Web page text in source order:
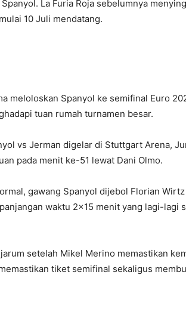
La Furia Roja sebelumnya
10 Juli mendatang.
meloloskan Spanyol ke semifinal Euro
tuan rumah turnamen besar.
vs Jerman digelar di Stuttgart Arena,
pada menit ke-51 lewat Dani Olmo.
gawang Spanyol dijebol Florian
waktu 2×15 menit yang lagi-lagi
setelah Mikel Merino memastikan
tiket semifinal sekaligus